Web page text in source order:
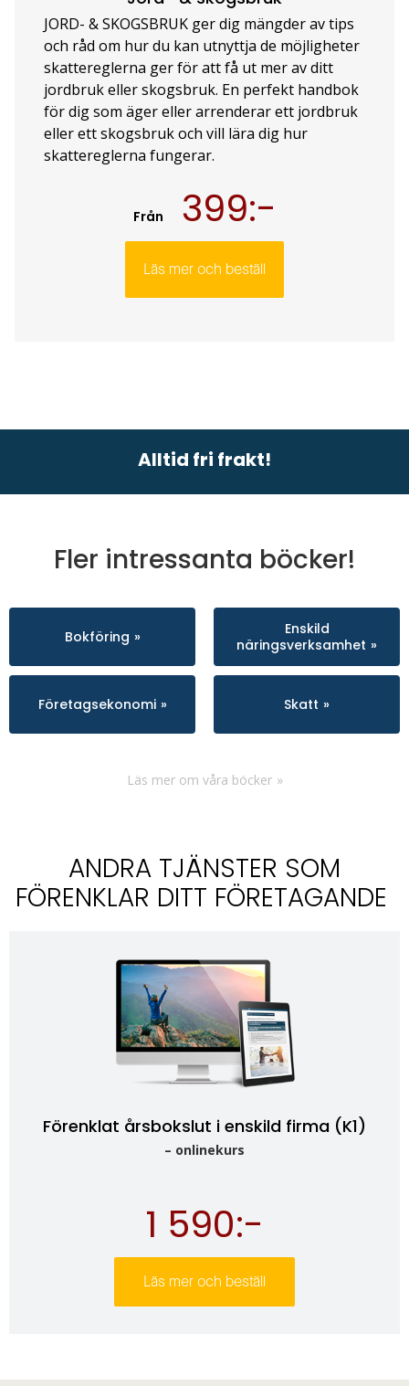
JORD- & SKOGSBRUK ger dig mängder av tips
och råd om hur du kan utnyttja de möjligheter
skattereglerna ger för att få ut mer av ditt
jordbruk eller skogsbruk. En perfekt handbok
för dig som äger eller arrenderar ett jordbruk
eller ett skogsbruk och vill lära dig hur
skattereglerna fungerar.
Från 399:-
Läs mer och beställ
Alltid fri frakt!
Fler intressanta böcker!
Bokföring
Enskild
näringsverksamhet
Företagsekonomi Skatt
Läs mer om våra böcker
ANDRA TJÄNSTER SOM
FÖRENKLAR DITT FÖRETAGANDE
Förenklat årsbokslut i enskild firma (K1)
– onlinekurs
1 590:-
Läs mer och beställ